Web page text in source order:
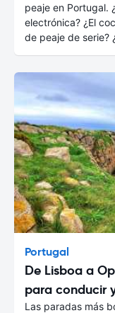
peaje en Portugal.
electrónica? ¿El
de peaje de serie?
Portugal
De Lisboa a
para conducir
Las paradas más